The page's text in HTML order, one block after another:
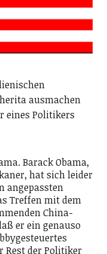
ausmachen
eines Politikers
Barack Obama,
hat sich leider
angepassten
Treffen mit dem
China-
er ein genauso
Rest der Politiker